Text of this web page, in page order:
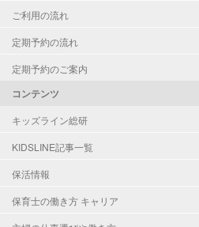
ご利用の流れ
定期予約の流れ
定期予約のご案内
コンテンツ
キッズライン総研
KIDSLINE記事一覧
保活情報
保育士の働き方 キャリア